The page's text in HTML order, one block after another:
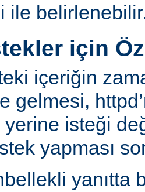
ile
için
içeriğin
gelmesi,
yerine isteği
yapması
yanıtta